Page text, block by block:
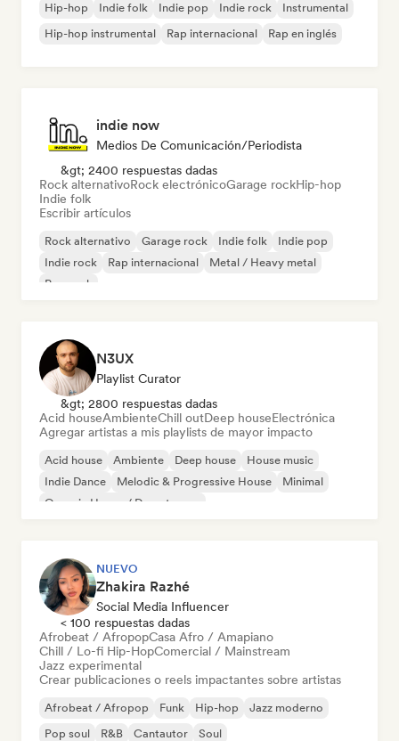
Hip-hop Indie folk Indie pop Indie rock
Instrumental
Hip-hop instrumental
Rap internacional Rap en inglés
indie now
Medios De Comunicación/Periodista
&gt; 2400 respuestas dadas
Rock alternativoRock electrónicoGarage rockHip-hop
Indie folk
Escribir artículos
Rock alternativo Garage rock Indie folk
Indie pop
Indie rock
Rap internacional
Metal / Heavy metal
Pop rock
N3UX
Playlist Curator
&gt; 2800 respuestas dadas
Acid houseAmbienteChill outDeep houseElectrónica
Agregar artistas a mis playlists de mayor impacto
Acid house Ambiente Deep house
House music
Indie Dance
Melodic & Progressive House
Minimal
Organic House / Downtempo
NUEVO
Zhakira Razhé
Social Media Influencer
< 100 respuestas dadas
Afrobeat / AfropopCasa Afro / Amapiano
Chill / Lo-fi Hip-HopComercial / Mainstream
Jazz experimental
Crear publicaciones o reels impactantes sobre artistas
Afrobeat / Afropop Funk Hip-hop
Jazz moderno
Pop soul
R&B Cantautor Soul